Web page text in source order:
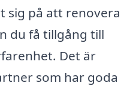
sig på att renovera
du få tillgång till
Det är
som har goda